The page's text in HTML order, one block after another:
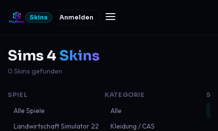
Skins Anmelden
Sims 4 Skins
0 Skins gefunden
SPIEL
Alle Spiele
Landwirtschaft Simulator 22
KATEGORIE
Alle
Kleidung / CAS